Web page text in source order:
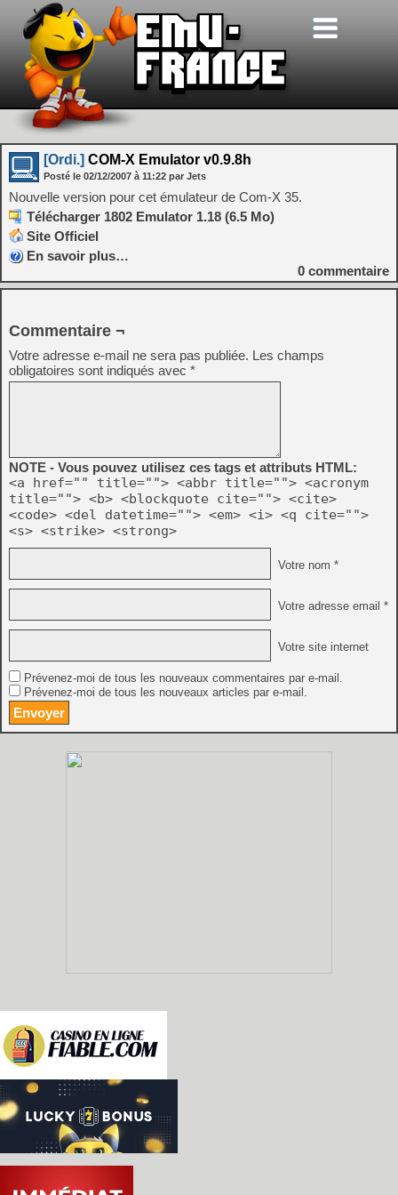
[Ordi.] COM-X Emulator v0.9.8h
Posté le 02/12/2007 à 11:22 par Jets
Nouvelle version pour cet émulateur de Com-X 35.
Télécharger 1802 Emulator 1.18 (6.5 Mo)
Site Officiel
En savoir plus…
0 commentaire
Commentaire ¬
Votre adresse e-mail ne sera pas publiée. Les champs
obligatoires sont indiqués avec *
NOTE - Vous pouvez utilisez ces tags et attributs HTML:
<a href="" title=""> <abbr title=""> <acronym
title=""> <b> <blockquote cite=""> <cite>
<code> <del datetime=""> <em> <i> <q cite="">
<s> <strike> <strong>
Votre nom *
Votre adresse email *
Votre site internet
Prévenez-moi de tous les nouveaux commentaires par e-mail.
Prévenez-moi de tous les nouveaux articles par e-mail.